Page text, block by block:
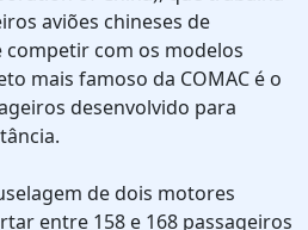
aviões chineses de
competir com os modelos
mais famoso da COMAC é o
desenvolvido para
de dois motores
entre 158 e 168 passageiros